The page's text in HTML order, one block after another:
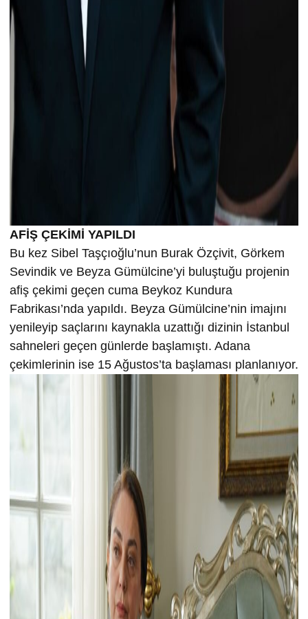
AFİŞ ÇEKİMİ YAPILDI
Bu kez Sibel Taşçıoğlu’nun Burak Özçivit, Görkem
Sevindik ve Beyza Gümülcine’yi buluştuğu projenin
afiş çekimi geçen cuma Beykoz Kundura
Fabrikası’nda yapıldı. Beyza Gümülcine’nin imajını
yenileyip saçlarını kaynakla uzattığı dizinin İstanbul
sahneleri geçen günlerde başlamıştı. Adana
çekimlerinin ise 15 Ağustos’ta başlaması planlanıyor.